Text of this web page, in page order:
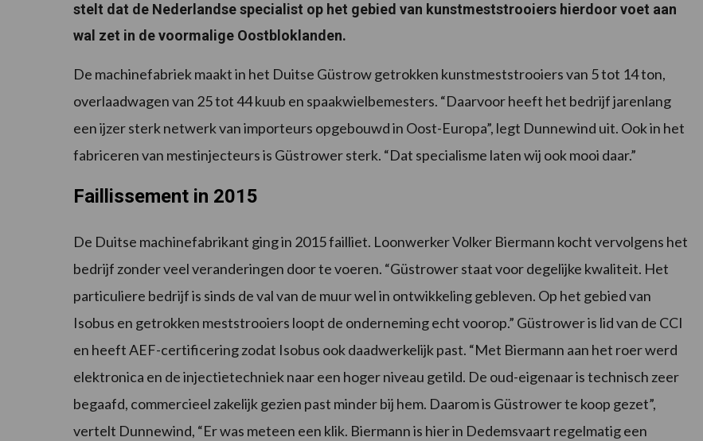
stelt dat de Nederlandse specialist op het gebied van kunstmeststrooiers hierdoor voet aan
wal zet in de voormalige Oostbloklanden.
De machinefabriek maakt in het Duitse Güstrow getrokken kunstmeststrooiers van 5 tot 14 ton,
overlaadwagen van 25 tot 44 kuub en spaakwielbemesters. “Daarvoor heeft het bedrijf jarenlang
een ijzer sterk netwerk van importeurs opgebouwd in Oost-Europa”, legt Dunnewind uit. Ook in het
fabriceren van mestinjecteurs is Güstrower sterk. “Dat specialisme laten wij ook mooi daar.”
Faillissement in 2015
De Duitse machinefabrikant ging in 2015 failliet. Loonwerker Volker Biermann kocht vervolgens het
bedrijf zonder veel veranderingen door te voeren. “Güstrower staat voor degelijke kwaliteit. Het
particuliere bedrijf is sinds de val van de muur wel in ontwikkeling gebleven. Op het gebied van
Isobus en getrokken meststrooiers loopt de onderneming echt voorop.” Güstrower is lid van de CCI
en heeft AEF-certificering zodat Isobus ook daadwerkelijk past. “Met Biermann aan het roer werd
elektronica en de injectietechniek naar een hoger niveau getild. De oud-eigenaar is technisch zeer
begaafd, commercieel zakelijk gezien past minder bij hem. Daarom is Güstrower te koop gezet”,
vertelt Dunnewind, “Er was meteen een klik. Biermann is hier in Dedemsvaart regelmatig een